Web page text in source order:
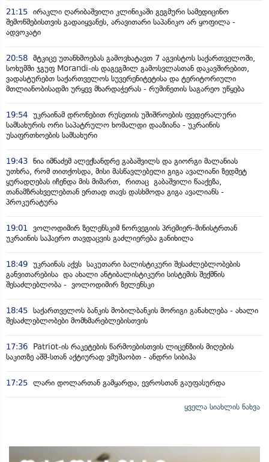
21:15 ირაკლი ღარიბაშვილი კლინიკაში გეგმური სამედიცინო
შემოწმებისთვის გადაიყვანეს, არავითარი საპანიკო არ ყოფილა -
ადვოკატი
20:58 მტკიცე უთანხმოებას გამოვხატავთ 7 აგვისტოს საქართველოში,
სოხუმში ჯგუფ Morandi-ის დაგეგმილ გამოსვლასთან დაკავშირებით,
ვადასტურებთ საქართველოს სუვერენიტეტისა და ტერიტორიული
მთლიანობისადმი ურყევ მხარდაჭერას - რუმინეთის საგარეო უწყება
19:54 უკრაინამ დრონებით რუსეთის უშიშროების ფედერალური
სამსახურის ორი საპატრულო ხომალდი დააზიანა - უკრაინის
უსაფრთხოების სამსახური
19:43 ნია იმნაძემ ალექსანდრე გაბაშვილს და გიორგი მალანიას
უთხრა, რომ თითქოსდა, მისი მასწავლებელი გიგა ავალიანი ზედმეტ
ყურადღებას იჩენდა მის მიმართ, რითაც გაბაშვილი წააქეზა,
თანამზრახველებთან ერთად თავს დასხმოდა გიგა ავალიანს -
პროკურატურა
19:01
ვოლოდიმირ ზელენსკიმ ნორვეგიის პრემიერ-მინისტრთან
უკრაინის საჰაერო თავდაცვის გაძლიერება განიხილა
18:49 უკრაინას აქვს საკუთარი ბალისტიკური შესაძლებლობების
განვითარებისა და ახალი ანტიბალისტიკური სისტემის შექმნის
შესაძლებლობა - ვოლოდიმირ ზელენსკი
18:45 საქართველოს ბანკის მობილბანკის მორიგი განახლება - ახალი
შესაძლებლობები მომხმარებლებისთვის
17:36
Patriot-ის რაკეტების წარმოებისთვის ლიცენზიის მიღების
საკითზე აშშ-სთან აქტიურად ვმუშაობთ - ანდრი სიბიჰა
17:25 ლარი დოლართან გამყარდა, ევროსთან გაუფასურდა
ყველა სიახლის ნახვა